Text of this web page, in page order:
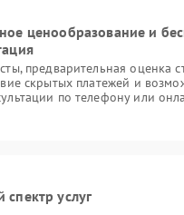
ценообразование и
предварительная оценка
скрытых платежей и
по телефону или
услуг